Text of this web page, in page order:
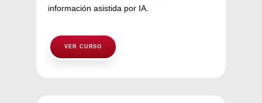
información asistida por IA.
VER CURSO